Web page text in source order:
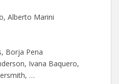
Alberto Marini
Borja Pena
Ivana Baquero,
…